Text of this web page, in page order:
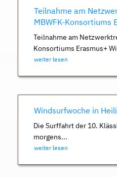
Teilnahme am
MBWFK-Konsortiums
Teilnahme am
Konsortiums Erasmus+
weiter lesen
Windsurfwoche in
Die Surffahrt der 10.
morgens...
weiter lesen